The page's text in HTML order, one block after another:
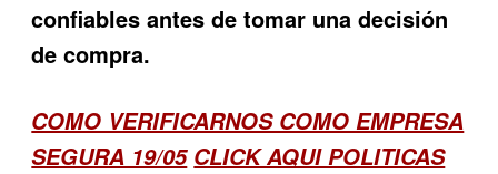
confiables antes de tomar una decisión
de compra.
COMO VERIFICARNOS COMO EMPRESA
SEGURA 19/05 CLICK AQUI POLITICAS